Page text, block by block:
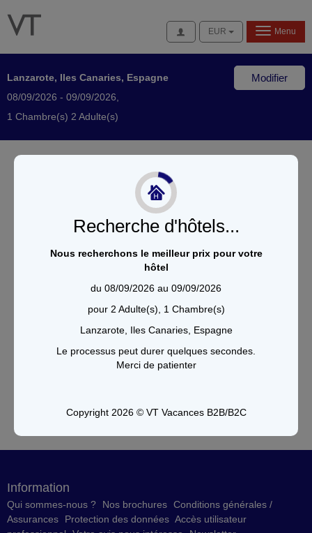
Se connecter
EUR Menu
Lanzarote, Iles Canaries, Espagne
08/09/2026 - 09/09/2026,
1 Chambre(s) 2 Adulte(s)
Modifier
Recherche d'hôtels...
Nous recherchons le meilleur prix pour votre
hôtel
du 08/09/2026 au 09/09/2026
pour 2 Adulte(s), 1 Chambre(s)
Lanzarote, Iles Canaries, Espagne
Le processus peut durer quelques secondes.
Merci de patienter
Copyright 2026 © VT Vacances B2B/B2C
Information
Qui sommes-nous ? Nos brochures Conditions générales /
Assurances
Protection des données Accès utilisateur